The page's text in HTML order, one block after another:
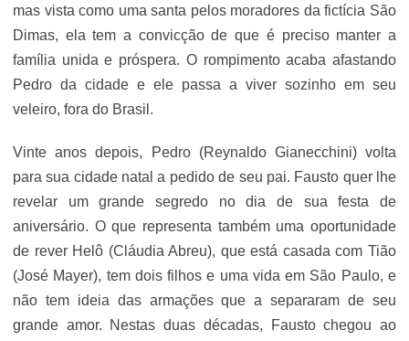
mas vista como uma santa pelos moradores da fictícia São
Dimas, ela tem a convicção de que é preciso manter a
família unida e próspera. O rompimento acaba afastando
Pedro da cidade e ele passa a viver sozinho em seu
veleiro, fora do Brasil.
Vinte anos depois, Pedro (Reynaldo Gianecchini) volta
para sua cidade natal a pedido de seu pai. Fausto quer lhe
revelar um grande segredo no dia de sua festa de
aniversário. O que representa também uma oportunidade
de rever Helô (Cláudia Abreu), que está casada com Tião
(José Mayer), tem dois filhos e uma vida em São Paulo, e
não tem ideia das armações que a separaram de seu
grande amor. Nestas duas décadas, Fausto chegou ao